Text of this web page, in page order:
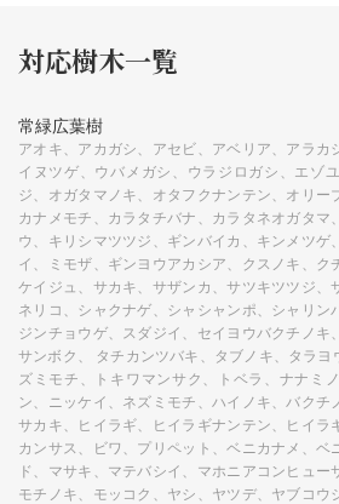
対応樹⽊⼀覧
常緑広葉樹
アオキ、アカガシ、アセビ、アベリア、アラカ
イヌツゲ、ウバメガシ、ウラジロガシ、エゾ
ジ、オガタマノキ、オタフクナンテン、オリー
カナメモチ、カラタチバナ、カラタネオガタマ
ウ、キリシマツツジ、ギンバイカ、キンメツゲ
イ、ミモザ、ギンヨウアカシア、クスノキ、ク
ケイジュ、サカキ、サザンカ、サツキツツジ、
ネリコ、シャクナゲ、シャシャンポ、シャリン
ジンチョウゲ、スダジイ、セイヨウバクチノキ
サンボク、 タチカンツバキ、タブノキ、タラヨ
ズミモチ、トキワマンサク、トベラ、ナナミ
ン、ニッケイ、ネズミモチ、ハイノキ、バクチ
サカキ、ヒイラギ、ヒイラギナンテン、ヒイラ
カンサス、ビワ、プリペット、ベニカナメ、ベ
ド、マサキ、マテバシイ、マホニアコンヒュー
モチノキ、モッコク、ヤシ、ヤツデ、ヤブコウ